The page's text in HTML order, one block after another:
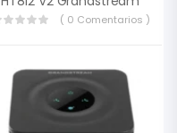
( 0 Comentarios )